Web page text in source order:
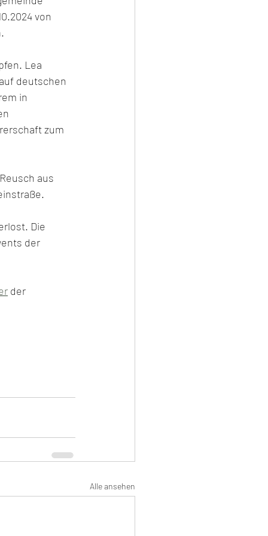
von
Lea
deutschen
in
zum
aus
Die
der
der
Alle ansehen